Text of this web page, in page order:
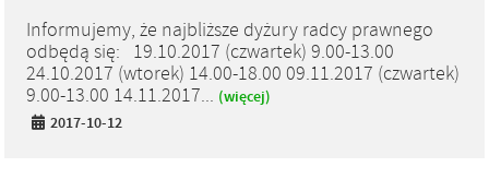
Informujemy, że najbliższe dyżury radcy prawnego
odbędą się: 19.10.2017 (czwartek) 9.00-13.00
24.10.2017 (wtorek) 14.00-18.00 09.11.2017 (czwartek)
9.00-13.00 14.11.2017... (więcej)
2017-10-12